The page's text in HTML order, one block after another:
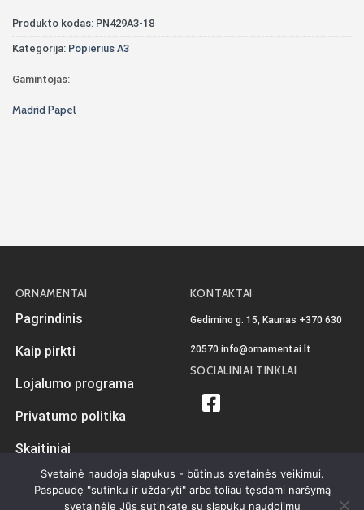
Produkto kodas: PN429A3-18
Kategorija: Popierius A3
Gamintojas:
Madrid Papel
ORNAMENTAI
Pagrindinis
Kaip pirkti
Lojalumo programa
Privatumo politika
Skaitiniai
KONTAKTAI
Gedimino g. 15, Kaunas +370 630
20570 info@ornamentai.lt
SOCIALINIAI TINKLAI
Svetainė naudoja slapukus - būtinus svetainės veikimui.
Paspaudę "sutinku ir uždaryti" arba toliau tęsdami naršymą
svetainėje Jūs sutinkate su slapukų naudojimu